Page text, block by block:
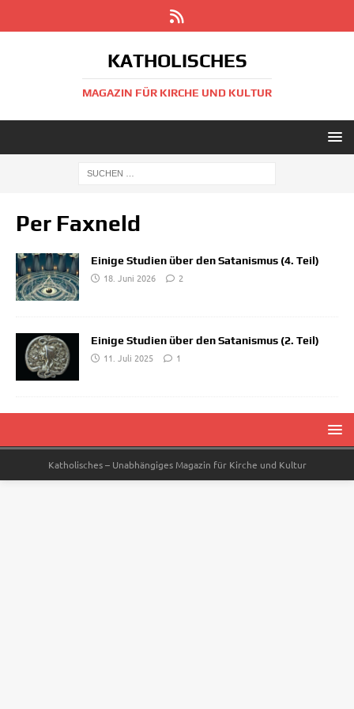
KATHOLISCHES
MAGAZIN FÜR KIRCHE UND KULTUR
Per Faxneld
Einige Studien über den Satanismus (4. Teil)
18. Juni 2026
2
Einige Studien über den Satanismus (2. Teil)
11. Juli 2025
1
Katholisches – Unabhängiges Magazin für Kirche und Kultur